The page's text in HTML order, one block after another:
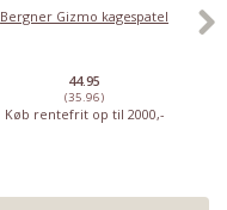
Bergner Gizmo kagespatel
44.95
(35.96)
Køb rentefrit op til 2000,-